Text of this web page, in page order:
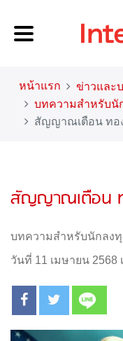
หน้าแรก
ข่าวและ
บทความสำหรับนั
สัญญาณเตือน ทอง
สัญญาณเตือน ท
บทความสำหรับนักลง
วันที่ 11 เมษายน 2568